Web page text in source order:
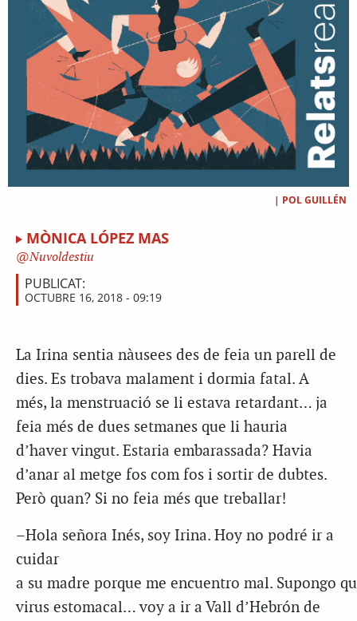
| POL GUILLÉN
MÒNICA LÓPEZ MAS
Nuvoldestiu
PUBLICAT:
OCTUBRE 16, 2018 - 09:19
La Irina sentia nàusees des de feia un parell de
dies. Es trobava malament i dormia fatal. A
més, la menstruació se li estava retardant… ja
feia més de dues setmanes que li hauria
d’haver vingut. Estaria embarassada? Havia
d’anar al metge fos com fos i sortir de dubtes.
Però quan? Si no feia més que treballar!
–Hola señora Inés, soy Irina. Hoy no podré ir a
cuidar
a su madre porque me encuentro mal. Supongo
virus estomacal… voy a ir a Vall d’Hebrón de